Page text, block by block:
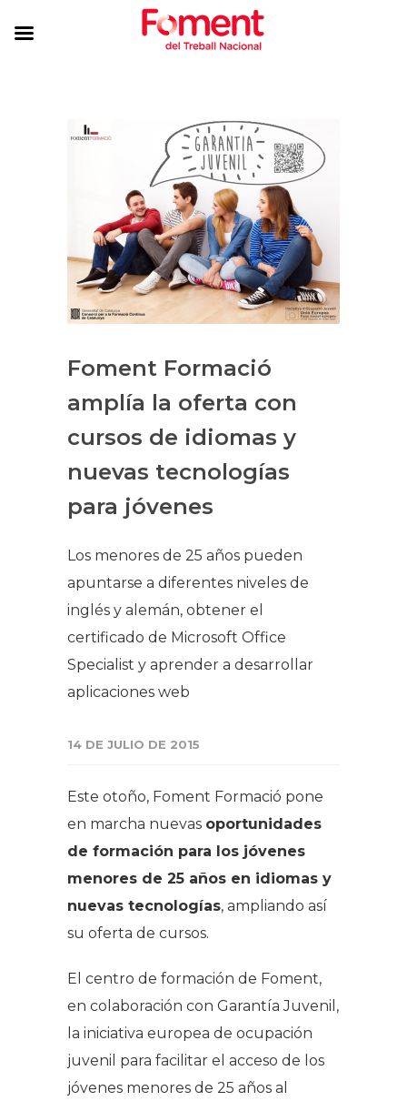
Foment Formació
amplía la oferta con
cursos de idiomas y
nuevas tecnologías
para jóvenes​​
Los menores de 25 años pueden
apuntarse a diferentes niveles de
inglés y alemán, obtener el
certificado de Microsoft Office
Specialist y aprender a desarrollar
aplicaciones web
14 DE JULIO DE 2015
Este otoño, Foment Formació pone
en marcha nuevas oportunidades
de formación para los jóvenes
menores de 25 años en idiomas y
nuevas tecnologías, ampliando así
su oferta de cursos.
El centro de formación de Foment,
en colaboración con Garantía Juvenil,
la iniciativa europea de ocupación
juvenil para facilitar el acceso de los
jóvenes menores de 25 años al